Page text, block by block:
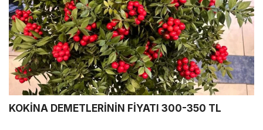
KOKİNA DEMETLERİNİN FİYATI 300-350 TL